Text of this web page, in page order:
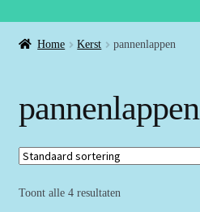
naar
de
Home
Winkelmand
Home Kerst pannenlappen
pannenlappen
Toont alle 4 resultaten